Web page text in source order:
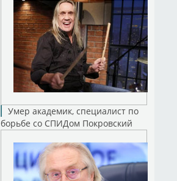
Умер академик, специалист по
борьбе со СПИДом Покровский